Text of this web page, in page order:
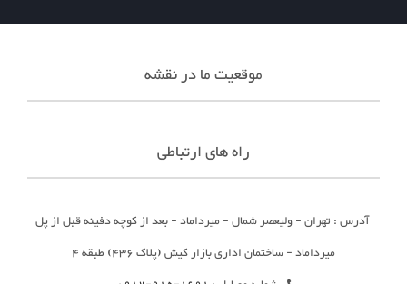
موقعیت ما در نقشه
راه های ارتباطی
آدرس : تهران - ولیعصر شمال - میرداماد - بعد از کوچه دفینه قبل از پل
میرداماد - ساختمان اداری بازار کیش (پلاک 436) طبقه 4